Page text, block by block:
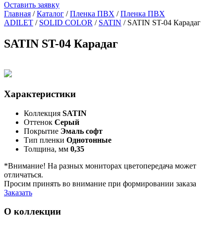
Оставить заявку
Главная /Каталог /Пленка ПВХ /Пленка ПВХ
ADILET / SOLID COLOR / SATIN / SATIN ST-04 Карадаг
SATIN ST-04 Карадаг
Характеристики
Коллекция SATIN
Оттенок Серый
Покрытие Эмаль софт
Тип пленки Однотонные
Толщина, мм 0,35
*Внимание! На разных мониторах цветопередача может
отличаться.
Просим принять во внимание при формировании заказа
Заказать
О коллекции